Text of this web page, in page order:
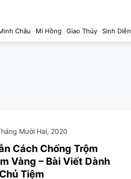
Châu Mi Hồng Giao Thủy Sinh Diễn
Mười Hai, 2020
Cách Chống Trộm
Vàng – Bài Viết Dành
Tiệm